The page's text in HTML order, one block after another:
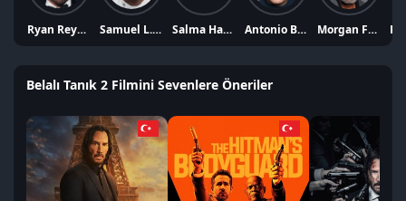
Ryan Reynolds Samuel L. Jackson Salma Hayek Antonio Banderas Morgan Freeman
Belalı Tanık 2 Filmini Sevenlere Öneriler